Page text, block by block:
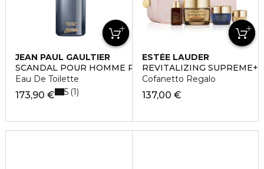
JEAN PAUL GAULTIER
SCANDAL POUR HOMME RICARICA
Eau De Toilette
173,90 € 5 1
ESTÉE LAUDER
REVITALIZING SUPREME+
Cofanetto Regalo
137,00 €